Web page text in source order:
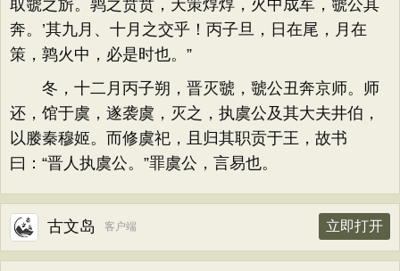
取虢之旂。鹑之贲贲，天策焞焞，火中成军，虢公其
奔。’其九月、十月之交乎！丙子旦，日在尾，月在
策，鹑火中，必是时也。”
冬，十二月丙子朔，晋灭虢，虢公丑奔京师。师
还，馆于虞，遂袭虞，灭之，执虞公及其大夫井伯，
以媵秦穆姬。而修虞祀，且归其职贡于王，故书
曰：“晋人执虞公。”罪虞公，言易也。
古文岛 客户端 立即打开